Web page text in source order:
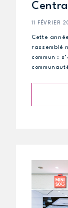
11 FÉVRIER
Cette
rassemblé
commun :